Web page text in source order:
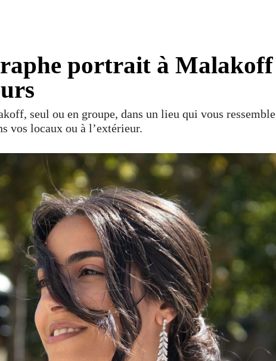
portrait à Malakoff
seul ou en groupe, dans un lieu qui vous ressemble
vos locaux ou à l’extérieur.